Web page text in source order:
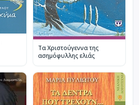
Τα Χριστούγεννα της
ασημόφυλλης ελιάς